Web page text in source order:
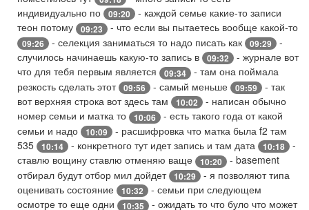
индивидуально по
09:20
- каждой семье какие-то записи
теон потому
09:23 - что если вы пытаетесь вообще какой-то
09:26 - селекция заниматься то надо писать как 09:29
-
случилось начинаешь какую-то запись в
09:32
- журнале вот
что для тебя первым является
09:34
- там она поймала
резкость сделать этот 09:56 - самый меньше 09:59
- так
вот верхняя строка вот здесь там
10:02
- написан обычно
номер семьи и матка то
10:06
- есть такого года от какой
семьи и надо
10:09
- расшифровка что матка была f2 там
535
10:14 - конкретного тут идет запись и там дата 10:18
-
ставлю вощину ставлю отменяю ваще
10:20
- basement
отбирал будут отбор мил дойдет 10:29
- я позволяют типа
оценивать состояние
10:32
- семьи при следующем
осмотре то еще одни
10:35
- ожидать то что було что может